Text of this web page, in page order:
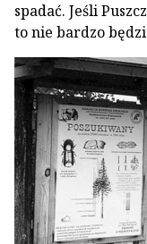
spadać. Jeśli
to nie bardzo